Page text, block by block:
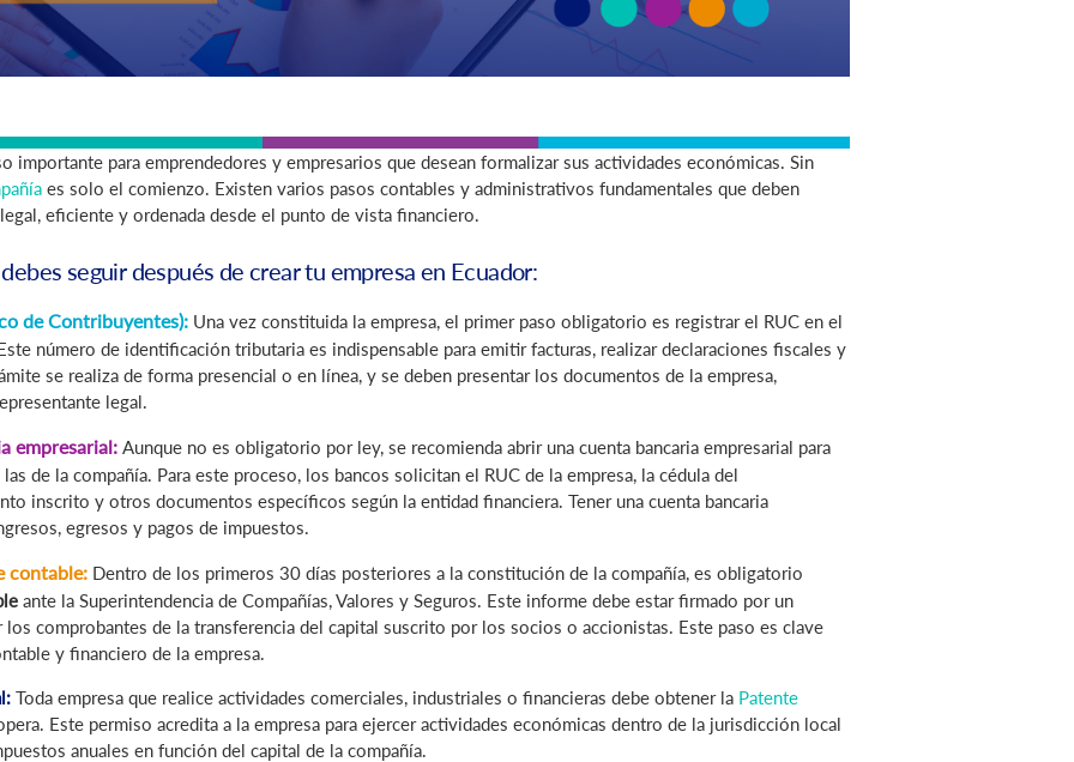
importante para emprendedores y empresarios que desean formalizar sus actividades económicas. Sin
es solo el comienzo. Existen varios pasos contables y administrativos fundamentales que deben
eficiente y ordenada desde el punto de vista financiero.
seguir después de crear tu empresa en Ecuador:
de Contribuyentes): Una vez constituida la empresa, el primer paso obligatorio es registrar el RUC en el
número de identificación tributaria es indispensable para emitir facturas, realizar declaraciones fiscales y
se realiza de forma presencial o en línea, y se deben presentar los documentos de la empresa,
legal.
empresarial: Aunque no es obligatorio por ley, se recomienda abrir una cuenta bancaria empresarial para
de la compañía. Para este proceso, los bancos solicitan el RUC de la empresa, la cédula del
inscrito y otros documentos específicos según la entidad financiera. Tener una cuenta bancaria
egresos y pagos de impuestos.
contable: Dentro de los primeros 30 días posteriores a la constitución de la compañía, es obligatorio
ante la Superintendencia de Compañías, Valores y Seguros. Este informe debe estar firmado por un
comprobantes de la transferencia del capital suscrito por los socios o accionistas. Este paso es clave
y financiero de la empresa.
Toda empresa que realice actividades comerciales, industriales o financieras debe obtener la Patente
Este permiso acredita a la empresa para ejercer actividades económicas dentro de la jurisdicción local
anuales en función del capital de la compañía.